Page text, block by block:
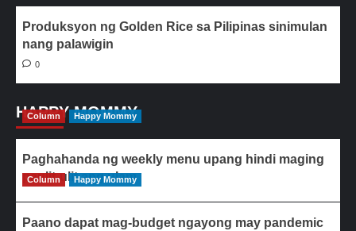
Produksyon ng Golden Rice sa Pilipinas sinimulan
nang palawigin
0
HAPPY MOMMY
Column Happy Mommy
Paghahanda ng weekly menu upang hindi maging
paulit-ulit ang ulam
Column Happy Mommy
Paano dapat mag-budget ngayong may pandemic